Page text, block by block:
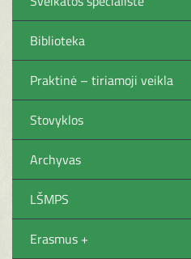
Biblioteka
Praktinė – tiriamoji veikla
Stovyklos
Archyvas
LŠMPS
Erasmus +